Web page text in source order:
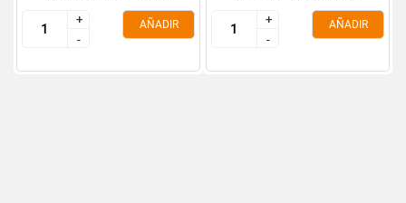
+
-
+
-
AÑADIR
+
-
+
-
AÑADIR